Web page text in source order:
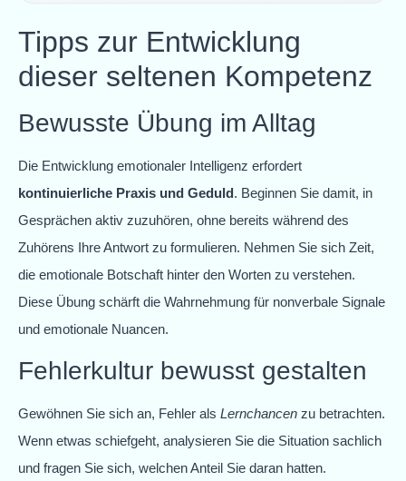
Tipps zur Entwicklung
dieser seltenen Kompetenz
Bewusste Übung im Alltag
Die Entwicklung emotionaler Intelligenz erfordert
kontinuierliche Praxis und Geduld. Beginnen Sie damit, in
Gesprächen aktiv zuzuhören, ohne bereits während des
Zuhörens Ihre Antwort zu formulieren. Nehmen Sie sich Zeit,
die emotionale Botschaft hinter den Worten zu verstehen.
Diese Übung schärft die Wahrnehmung für nonverbale Signale
und emotionale Nuancen.
Fehlerkultur bewusst gestalten
Gewöhnen Sie sich an, Fehler als Lernchancen zu betrachten.
Wenn etwas schiefgeht, analysieren Sie die Situation sachlich
und fragen Sie sich, welchen Anteil Sie daran hatten.